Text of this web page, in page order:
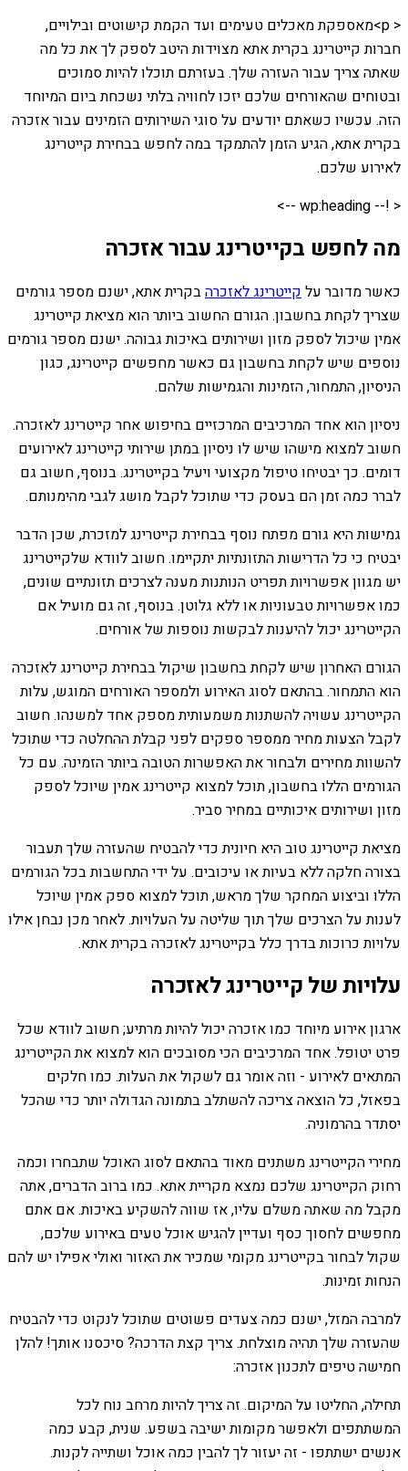
< p>מאספקת מאכלים טעימים ועד הקמת קישוטים ובילויים,
חברות קייטרינג בקרית אתא מצוידות היטב לספק לך את כל מה
שאתה צריך עבור העזרה שלך. בעזרתם תוכלו להיות סמוכים
ובטוחים שהאורחים שלכם יזכו לחוויה בלתי נשכחת ביום המיוחד
הזה. עכשיו כשאתם יודעים על סוגי השירותים הזמינים עבור אזכרה
בקרית אתא, הגיע הזמן להתמקד במה לחפש בבחירת קייטרינג
לאירוע שלכם.
< !-- wp:heading -->
מה לחפש בקייטרינג עבור אזכרה
כאשר מדובר עלקייטרינג לאזכרהבקרית אתא, ישנם מספר גורמים
שצריך לקחת בחשבון. הגורם החשוב ביותר הוא מציאת קייטרינג
אמין שיכול לספק מזון ושירותים באיכות גבוהה. ישנם מספר גורמים
נוספים שיש לקחת בחשבון גם כאשר מחפשים קייטרינג, כגון
הניסיון, התמחור, הזמינות והגמישות שלהם.
ניסיון הוא אחד המרכיבים המרכזיים בחיפוש אחר קייטרינג לאזכרה.
חשוב למצוא מישהו שיש לו ניסיון במתן שירותי קייטרינג לאירועים
דומים. כך יבטיחו טיפול מקצועי ויעיל בקייטרינג. בנוסף, חשוב גם
לברר כמה זמן הם בעסק כדי שתוכל לקבל מושג לגבי מהימנותם.
גמישות היא גורם מפתח נוסף בבחירת קייטרינג למזכרת, שכן הדבר
יבטיח כי כל הדרישות התזונתיות יתקיימו. חשוב לוודא שלקייטרינג
יש מגוון אפשרויות תפריט הנותנות מענה לצרכים תזונתיים שונים,
כמו אפשרויות טבעוניות או ללא גלוטן. בנוסף, זה גם מועיל אם
הקייטרינג יכול להיענות לבקשות נוספות של אורחים.
הגורם האחרון שיש לקחת בחשבון שיקול בבחירת קייטרינג לאזכרה
הוא התמחור. בהתאם לסוג האירוע ולמספר האורחים המוגש, עלות
הקייטרינג עשויה להשתנות משמעותית מספק אחד למשנהו. חשוב
לקבל הצעות מחיר ממספר ספקים לפני קבלת ההחלטה כדי שתוכל
להשוות מחירים ולבחור את האפשרות הטובה ביותר הזמינה. עם כל
הגורמים הללו בחשבון, תוכל למצוא קייטרינג אמין שיוכל לספק
מזון ושירותים איכותיים במחיר סביר.
מציאת קייטרינג טוב היא חיונית כדי להבטיח שהעזרה שלך תעבור
בצורה חלקה ללא בעיות או עיכובים. על ידי התחשבות בכל הגורמים
הללו וביצוע המחקר שלך מראש, תוכל למצוא ספק אמין שיוכל
לענות על הצרכים שלך תוך שליטה על העלויות. לאחר מכן נבחן אילו
עלויות כרוכות בדרך כלל בקייטרינג לאזכרה בקרית אתא.
עלויות של קייטרינג לאזכרה
ארגון אירוע מיוחד כמו אזכרה יכול להיות מרתיע; חשוב לוודא שכל
פרט יטופל. אחד המרכיבים הכי מסובכים הוא למצוא את הקייטרינג
המתאים לאירוע - וזה אומר גם לשקול את העלות. כמו חלקים
בפאזל, כל הוצאה צריכה להשתלב בתמונה הגדולה יותר כדי שהכל
יסתדר בהרמוניה.
מחירי הקייטרינג משתנים מאוד בהתאם לסוג האוכל שתבחרו וכמה
רחוק הקייטרינג שלכם נמצא מקריית אתא. כמו ברוב הדברים, אתה
מקבל מה שאתה משלם עליו, אז שווה להשקיע באיכות. אם אתם
מחפשים לחסוך כסף ועדיין להגיש אוכל טעים באירוע שלכם,
שקול לבחור בקייטרינג מקומי שמכיר את האזור ואולי אפילו יש להם
הנחות זמינות.
למרבה המזל, ישנם כמה צעדים פשוטים שתוכל לנקוט כדי להבטיח
שהעזרה שלך תהיה מוצלחת. צריך קצת הדרכה? סיכסנו אותך! להלן
חמישה טיפים לתכנון אזכרה:
תחילה, החליטו על המיקום. זה צריך להיות מרחב נוח לכל
המשתתפים ולאפשר מקומות ישיבה בשפע. שנית, קבע כמה
אנשים ישתתפו - זה יעזור לך להבין כמה אוכל ושתייה לקנות.